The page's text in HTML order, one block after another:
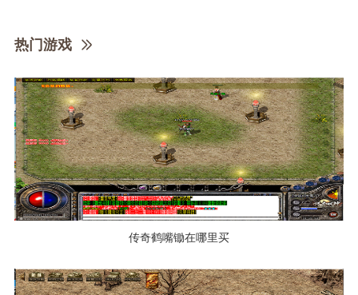
热门游戏
传奇鹤嘴锄在哪里买